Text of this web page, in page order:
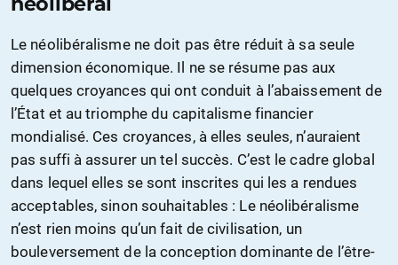
Le néolibéralisme ne doit pas être réduit à sa seule
dimension économique. Il ne se résume pas aux
quelques croyances qui ont conduit à l’abaissement de
l’État et au triomphe du capitalisme financier
mondialisé. Ces croyances, à elles seules, n’auraient
pas suffi à assurer un tel succès. C’est le cadre global
dans lequel elles se sont inscrites qui les a rendues
acceptables, sinon souhaitables : Le néolibéralisme
n’est rien moins qu’un fait de civilisation, un
bouleversement de la conception dominante de l’être-